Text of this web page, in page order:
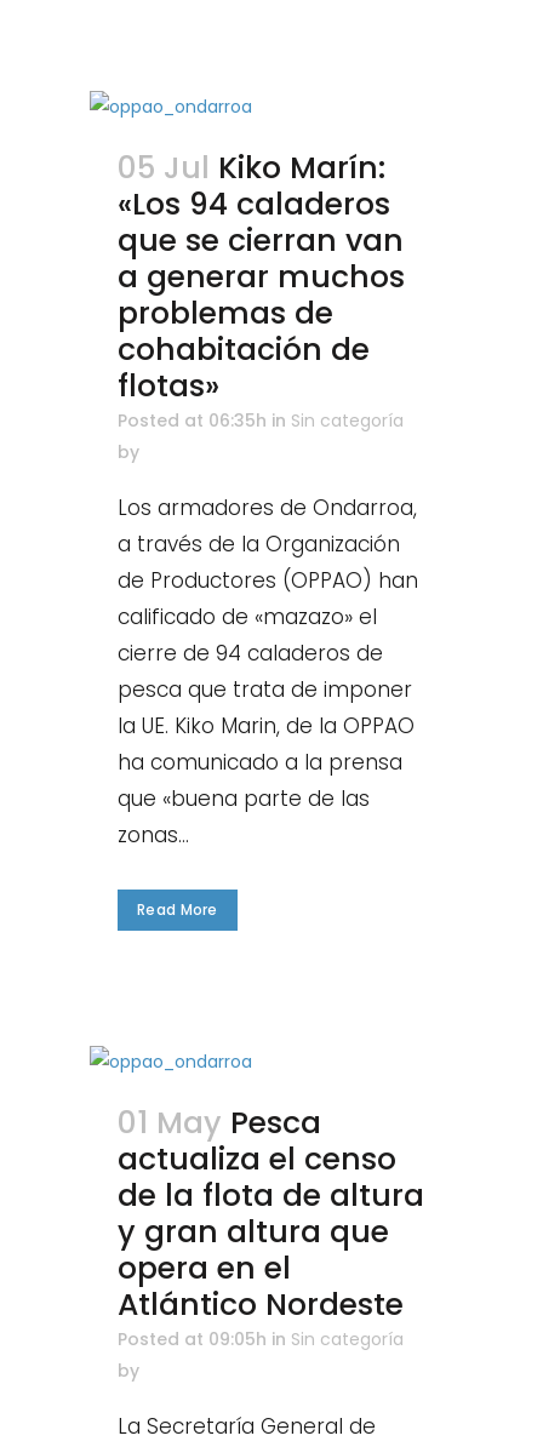
05 Jul Kiko Marín:
«Los 94 caladeros
que se cierran van
a generar muchos
problemas de
cohabitación de
flotas»
Posted at 06:35h in Sin categoría
by
Los armadores de Ondarroa,
a través de la Organización
de Productores (OPPAO) han
calificado de «mazazo» el
cierre de 94 caladeros de
pesca que trata de imponer
la UE. Kiko Marin, de la OPPAO
ha comunicado a la prensa
que «buena parte de las
zonas...
Read More
01 May Pesca
actualiza el censo
de la flota de altura
y gran altura que
opera en el
Atlántico Nordeste
Posted at 09:05h in Sin categoría
by
La Secretaría General de